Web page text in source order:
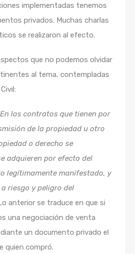
implementadas tenemos
privados. Muchas charlas
se realizaron al efecto.
que no podemos olvidar
al tema, contempladas
En los contratos que tienen por
de la propiedad u otro
o derecho se
adquieren por efecto del
legítimamente manifestado, y
riesgo y peligro del
anterior se traduce en que si
una negociación de venta
un documento privado el
quien compró.